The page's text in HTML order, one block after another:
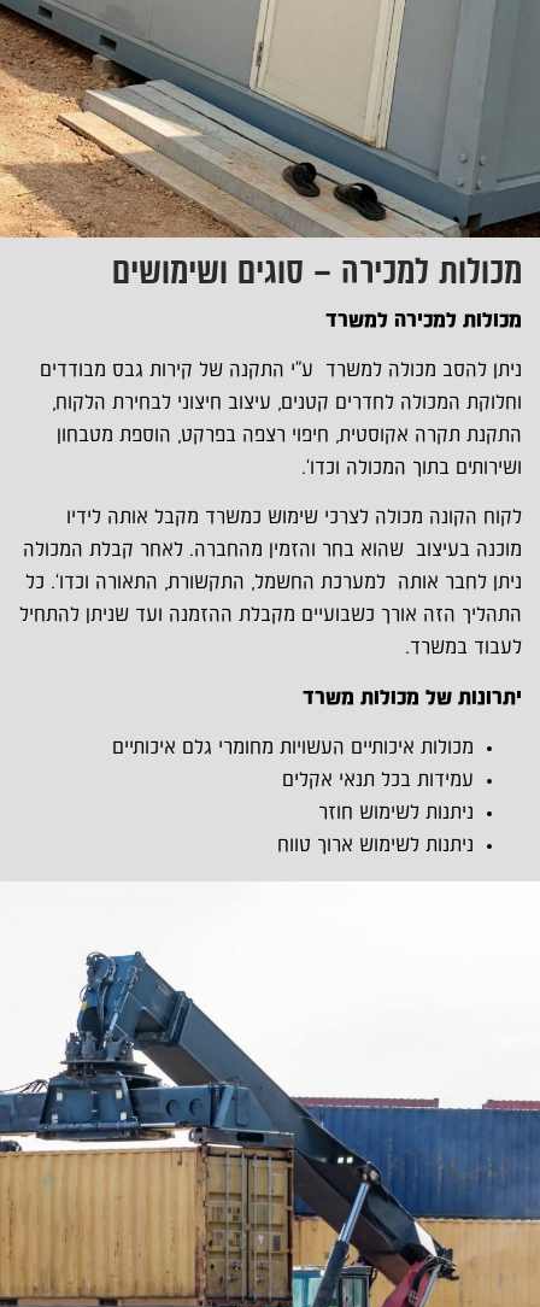
מכולות למכירה – סוגים ושימושים
מכולות למכירה למשרד
ניתן להסב מכולה למשרד ע"י התקנה של קירות גבס מבודדים
וחלוקת המכולה לחדרים קטנים, עיצוב חיצוני לבחירת הלקוח,
התקנת תקרה אקוסטית, חיפוי רצפה בפרקט, הוספת מטבחון
ושירותים בתוך המכולה וכדו'.
לקוח הקונה מכולה לצרכי שימוש כמשרד מקבל אותה לידיו
מוכנה בעיצוב שהוא בחר והזמין מהחברה. לאחר קבלת המכולה
ניתן לחבר אותה למערכת החשמל, התקשורת, התאורה וכדו'. כל
התהליך הזה אורך כשבועיים מקבלת ההזמנה ועד שניתן להתחיל
לעבוד במשרד.
יתרונות של מכולות משרד
מכולות איכותיים העשויות מחומרי גלם איכותיים
עמידות בכל תנאי אקלים
ניתנות לשימוש חוזר
ניתנות לשימוש ארוך טווח